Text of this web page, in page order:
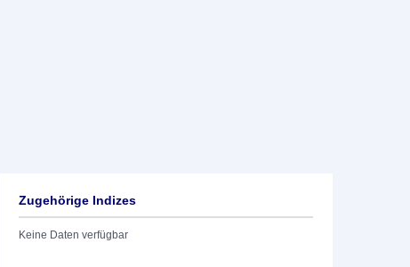
Zugehörige Indizes
Keine Daten verfügbar